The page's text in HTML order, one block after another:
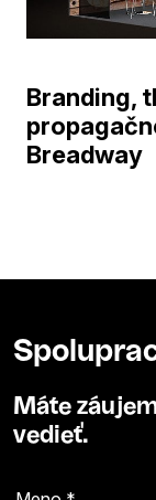
Branding,
Breadway
Máte
vedieť.